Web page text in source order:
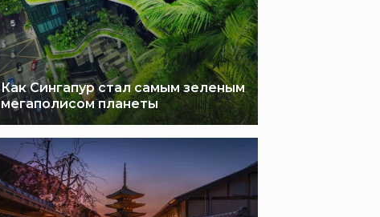
Как Сингапур стал самым зеленым
мегаполисом планеты